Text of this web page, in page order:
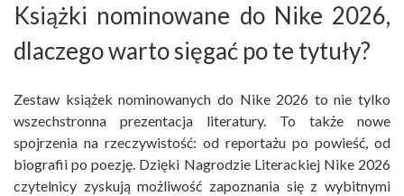
Książki nominowane do Nike 2026,
dlaczego warto sięgać po te tytuły?
Zestaw książek nominowanych do Nike 2026 to nie tylko
wszechstronna prezentacja literatury. To także nowe
spojrzenia na rzeczywistość: od reportażu po powieść, od
biografii po poezję. Dzięki Nagrodzie Literackiej Nike 2026
czytelnicy zyskują możliwość zapoznania się z wybitnymi